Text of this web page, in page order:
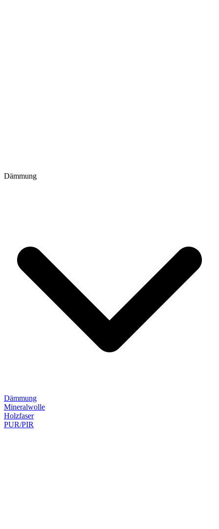
Dämmung
Dämmung
Mineralwolle
Holzfaser
PUR/PIR